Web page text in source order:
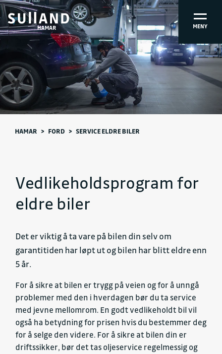
HAMAR MENY
HAMAR > FORD > SERVICE ELDRE BILER
Vedlikeholdsprogram for
eldre biler
Det er viktig å ta vare på bilen din selv om
garantitiden har løpt ut og bilen har blitt eldre enn
5 år.
For å sikre at bilen er trygg på veien og for å unngå
problemer med den i hverdagen bør du ta service
med jevne mellomrom. En godt vedlikeholdt bil vil
også ha betydning for prisen hvis du bestemmer deg
for å selge den videre. For å sikre at bilen din er
driftssikker, bør det tas oljeservice regelmessig og